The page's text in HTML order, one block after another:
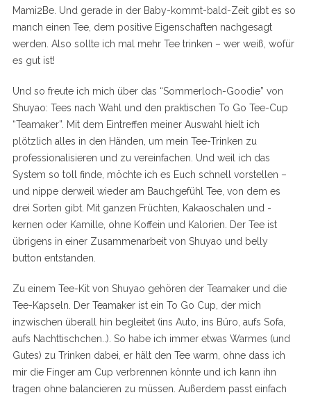
Mami2Be. Und gerade in der Baby-kommt-bald-Zeit gibt es so
manch einen Tee, dem positive Eigenschaften nachgesagt
werden. Also sollte ich mal mehr Tee trinken – wer weiß, wofür
es gut ist!
Und so freute ich mich über das “Sommerloch-Goodie” von
Shuyao: Tees nach Wahl und den praktischen To Go Tee-Cup
“Teamaker”. Mit dem Eintreffen meiner Auswahl hielt ich
plötzlich alles in den Händen, um mein Tee-Trinken zu
professionalisieren und zu vereinfachen. Und weil ich das
System so toll finde, möchte ich es Euch schnell vorstellen –
und nippe derweil wieder am Bauchgefühl Tee, von dem es
drei Sorten gibt. Mit ganzen Früchten, Kakaoschalen und -
kernen oder Kamille, ohne Koffein und Kalorien. Der Tee ist
übrigens in einer Zusammenarbeit von Shuyao und belly
button entstanden.
Zu einem Tee-Kit von Shuyao gehören der Teamaker und die
Tee-Kapseln. Der Teamaker ist ein To Go Cup, der mich
inzwischen überall hin begleitet (ins Auto, ins Büro, aufs Sofa,
aufs Nachttischchen..). So habe ich immer etwas Warmes (und
Gutes) zu Trinken dabei, er hält den Tee warm, ohne dass ich
mir die Finger am Cup verbrennen könnte und ich kann ihn
tragen ohne balancieren zu müssen. Außerdem passt einfach